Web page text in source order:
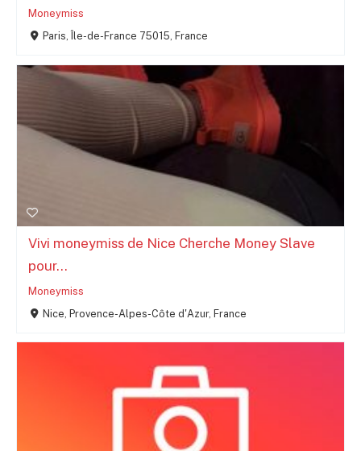
Moneymiss
Paris, Île-de-France 75015, France
Vivi moneymiss de Nice Cherche Money Slave
pour...
Moneymiss
Nice, Provence-Alpes-Côte d'Azur, France